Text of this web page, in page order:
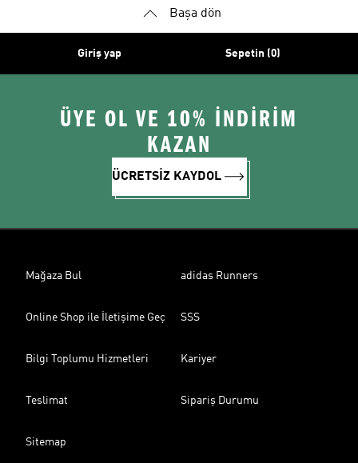
Başa dön
Giriş yap Sepetin (0)
ÜYE OL VE 10% İNDİRİM
KAZAN
ÜCRETSİZ KAYDOL
Mağaza Bul adidas Runners
Online Shop ile İletişime Geç SSS
Bilgi Toplumu Hizmetleri Kariyer
Teslimat Sipariş Durumu
Sitemap